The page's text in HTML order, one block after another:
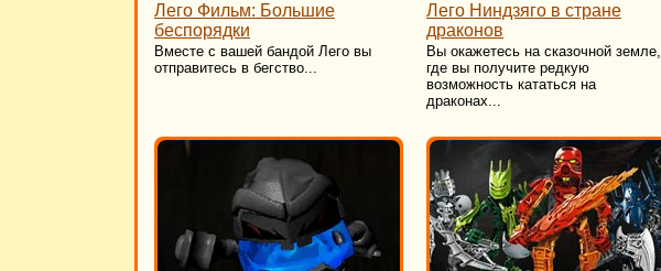
Лего Фильм: Большие
беспорядки
Вместе с вашей бандой Лего вы
отправитесь в бегство...
Лего Ниндзяго в стране
драконов
Вы окажетесь на сказочной земле,
где вы получите редкую
возможность кататься на
драконах...